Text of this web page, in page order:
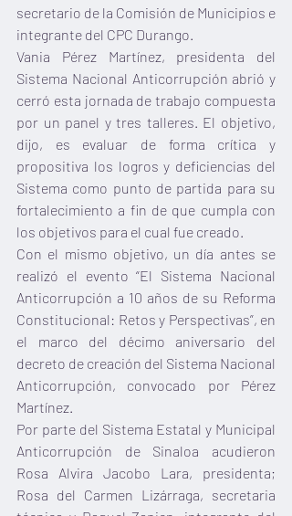
secretario de la Comisión de Municipios e
integrante del CPC Durango.
Vania Pérez Martínez, presidenta del
Sistema Nacional Anticorrupción abrió y
cerró esta jornada de trabajo compuesta
por un panel y tres talleres. El objetivo,
dijo, es evaluar de forma crítica y
propositiva los logros y deficiencias del
Sistema como punto de partida para su
fortalecimiento a fin de que cumpla con
los objetivos para el cual fue creado.
Con el mismo objetivo, un día antes se
realizó el evento “El Sistema Nacional
Anticorrupción a 10 años de su Reforma
Constitucional: Retos y Perspectivas”, en
el marco del décimo aniversario del
decreto de creación del Sistema Nacional
Anticorrupción, convocado por Pérez
Martínez.
Por parte del Sistema Estatal y Municipal
Anticorrupción de Sinaloa acudieron
Rosa Alvira Jacobo Lara, presidenta;
Rosa del Carmen Lizárraga, secretaria